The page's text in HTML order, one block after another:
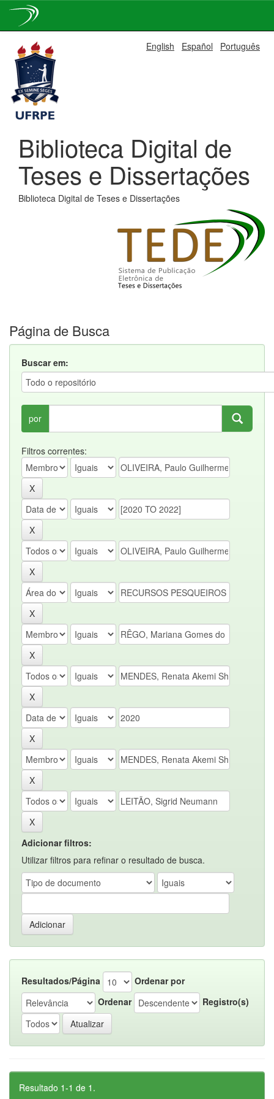
navigation
English Español Português
Biblioteca Digital de
Teses e Dissertações
Biblioteca Digital de Teses e Dissertações
Página de Busca
Buscar em:
por
Filtros correntes:
Adicionar filtros:
Utilizar filtros para refinar o resultado de busca.
Resultados/Página
Ordenar por
Ordenar
Registro(s)
Resultado 1-1 de 1.